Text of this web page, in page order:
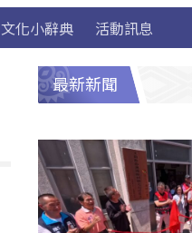
文化小辭典 活動訊息
最新新聞